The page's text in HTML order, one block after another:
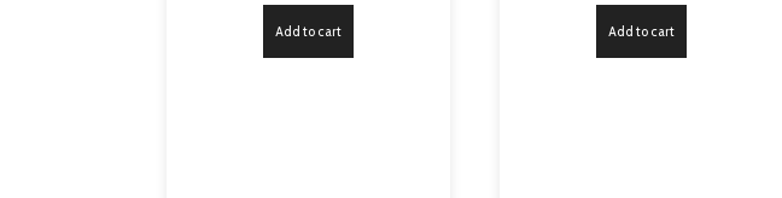
Add to cart Add to cart